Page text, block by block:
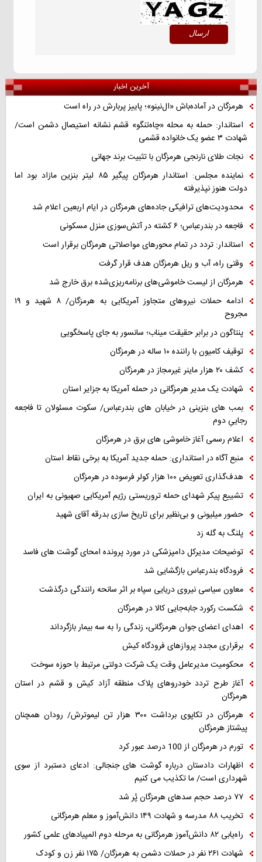
آخرین اخبار
هرمزگان در آماده‌باش «ال‌نینو»؛ پاییز پربارش در راه است
استاندار: حمله به محله «چاه‌تنگو» قشم نشانه استیصال دشمن است/
شهادت ۳ عضو یک خانواده قشمی
نجات طلای نارنجی هرمزگان با تثبیت برند جهانی
نماینده مجلس: استاندار هرمزگان پیگیر ۸۵ لیتر بنزین مازاد بود اما
دولت هنوز نپذیرفته
محدودیت‌های ترافیکی جاده‌های هرمزگان در ایام اربعین اعلام شد
فاجعه در بندرعباس؛ ۶ کشته در آتش‌سوزی منزل مسکونی
استاندار: تردد در تمام محورهای مواصلاتی هرمزگان برقرار است
وقتی راه، آب و ریل هرمزگان هدف قرار گرفت
هرمزگان از لیست خاموشی‌های برنامه‌ریزی‌شده برق خارج شد
ادامه حملات نیروهای متجاوز آمریکایی به هرمزگان/ ۸ شهید و ۱۹
مجروح
پنتاگون در برابر حقیقت میناب؛ سانسور به جای پاسخگویی
توقیف کامیون با راننده ۱۰ ساله در هرمزگان
کشف ۲۰ هزار ماینر غیرمجاز در هرمزگان
شهادت یک مدیر هرمزگانی در حمله آمریکا به جزایر استان
بمب های بنزینی در خیابان های بندرعباس/ سکوت مسئولان تا فاجعه
رجاییِ دوم
اعلام رسمی آغاز خاموشی های برق در هرمزگان
منبع آگاه در استانداری: حمله جدید آمریکا به برخی نقاط استان
هدف‌گذاری تعویض ۱۰۰ هزار کولر فرسوده در هرمزگان
تشییع پیکر شهدای حمله تروریستی رژیم آمریکایی صهیونی به ایران
حضور میلیونی و بی‌نظیر برای تاریخ سازی بدرقه آقای شهید
پلنگ به گله زد
توضیحات مدیرکل دامپزشکی در مورد پرونده امحای گوشت های فاسد
فرودگاه بندرعباس بازگشایی شد
معاون سیاسی نیروی دریایی سپاه بر اثر سانحه رانندگی درگذشت
شکست رکورد جابه‌جایی کالا در هرمزگان
اهدای اعضای جوان هرمزگانی، زندگی را به سه بیمار بازگرداند
برقراری مجدد پروازهای فرودگاه کیش
محکومیت مدیرعامل وقت یک شرکت دولتی مرتبط با حوزه سوخت
آغاز طرح تردد خودروهای پلاک منطقه آزاد کیش و قشم در استان
هرمزگان
هرمزگان در تکاپوی برداشت ۳۰۰ هزار تن لیموترش/ رودان همچنان
پیشتاز هرمزگان
تورم در هرمزگان از 100 درصد عبور کرد
اظهارات دادستان درباره گوشت های جنجالی: ادعای دستبرد از سوی
شهرداری است/ ما تکذیب می کنیم
۷۷ درصد حجم سدهای هرمزگان پُر شد
تخریب ۸۸ مدرسه و شهادت ۱۴۹ دانش‌آموز و معلم هرمزگانی
راه‌یابی ۸۲ دانش‌آموز هرمزگانی به مرحله دوم المپیادهای علمی کشور
شهادت ۲۶۱ نفر در حملات دشمن به هرمزگان/ ۱۷۵ نفر زن و کودک